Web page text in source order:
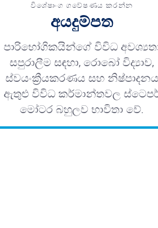
විශේෂාංග ගවේෂණය කරන්න
අයදුම්පත
පාරිභෝගිකයින්ගේ විවිධ
සපුරාලීම සඳහා, රොබෝ විද්‍යාව,
ස්වයංක්‍රීයකරණය සහ නිෂ්පාදනය
ඇතුළු විවිධ කර්මාන්තවල
මෝටර බහුලව භාවිතා වේ.